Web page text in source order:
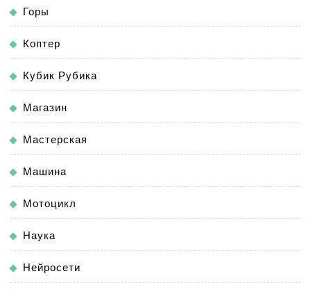
Горы
Коптер
Кубик Рубика
Магазин
Мастерская
Машина
Мотоцикл
Наука
Нейросети